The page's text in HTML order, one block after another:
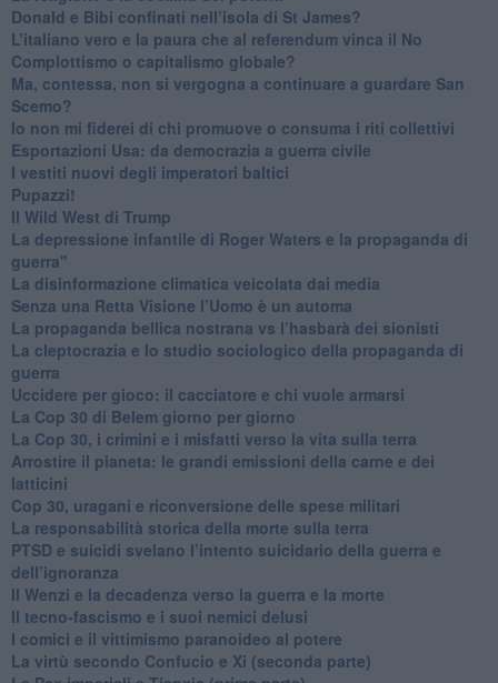
Donald e Bibi confinati nell’isola di St James?
L’italiano vero e la paura che al referendum vinca il No
​Complottismo o capitalismo globale?
​Ma, contessa, non si vergogna a continuare a guardare San
Scemo?
​Io non mi fiderei di chi promuove o consuma i riti collettivi
Esportazioni Usa: da democrazia a guerra civile
​I vestiti nuovi degli imperatori baltici
​Pupazzi!
​Il Wild West di Trump
​La depressione infantile di Roger Waters e la propaganda di
guerra"
​La disinformazione climatica veicolata dai media
Senza una Retta Visione l’Uomo è un automa
​La propaganda bellica nostrana vs l’hasbarà dei sionisti
​La cleptocrazia e lo studio sociologico della propaganda di
guerra
​Uccidere per gioco: il cacciatore e chi vuole armarsi
​La Cop 30 di Belem giorno per giorno
La Cop 30, i crimini e i misfatti verso la vita sulla terra
Arrostire il pianeta: le grandi emissioni della carne e dei
latticini
​Cop 30, uragani e riconversione delle spese militari
La responsabilità storica della morte sulla terra
PTSD e suicidi svelano l’intento suicidario della guerra e
dell’ignoranza
Il Wenzi e la decadenza verso la guerra e la morte
​Il tecno-fascismo e i suoi nemici delusi
​I comici e il vittimismo paranoideo al potere
​La virtù secondo Confucio e Xi (seconda parte)